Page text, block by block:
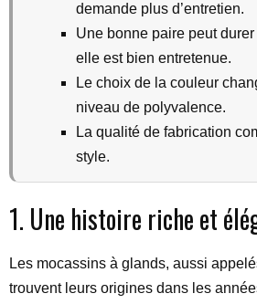
demande plus d’entretien.
Une bonne paire peut
elle est bien entretenue.
Le choix de la couleur
niveau de polyvalence.
La qualité de fabrication
style.
1. Une histoire riche et
Les mocassins à glands, aussi
trouvent leurs origines dans les